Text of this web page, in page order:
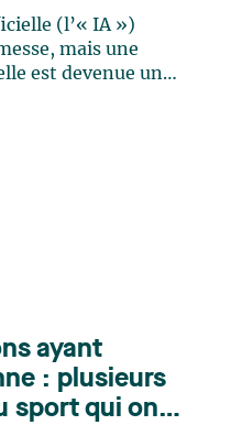
(l’« IA »)
mais une
est devenue un
se sont
pour
ayant
: plusieurs
sport qui ont